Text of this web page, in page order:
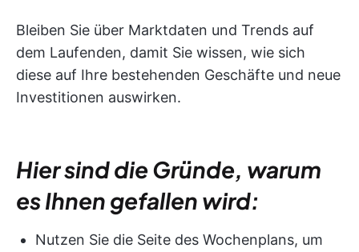
Bleiben Sie über Marktdaten und Trends auf
dem Laufenden, damit Sie wissen, wie sich
diese auf Ihre bestehenden Geschäfte und neue
Investitionen auswirken.
Hier sind die Gründe, warum
es Ihnen gefallen wird:
Nutzen Sie die Seite des Wochenplans, um